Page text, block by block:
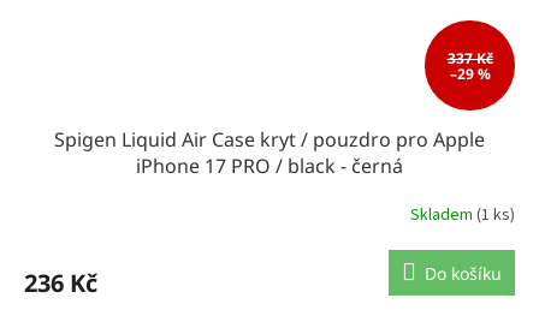
337 Kč
–29 %
Spigen Liquid Air Case kryt / pouzdro pro Apple
iPhone 17 PRO / black - černá
Skladem (1 ks)
236 Kč Do košíku